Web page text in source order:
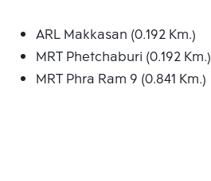
ARL Makkasan (0.192 Km.)
MRT Phetchaburi (0.192 Km.)
MRT Phra Ram 9 (0.841 Km.)